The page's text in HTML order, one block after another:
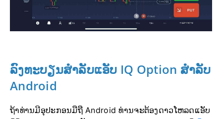
ລົງທະບຽນສຳລັບແອັບ IQ Option ສຳລັບ
Android
ຖ້າທ່ານມີອຸປະກອນມືຖື Android ທ່ານຈະຕ້ອງດາວໂຫລດແອັບ